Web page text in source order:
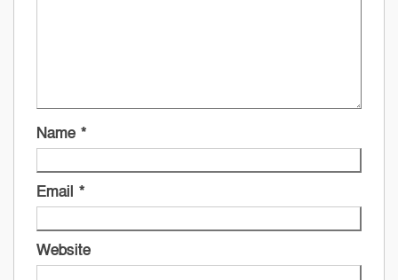
Name *
Email *
Website